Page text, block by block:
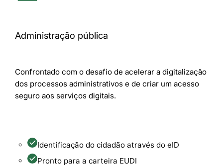
Administração pública
Confrontado com o desafio de acelerar a digitalização
dos processos administrativos e de criar um acesso
seguro aos serviços digitais.
Identificação do cidadão através do eID
Pronto para a carteira EUDI